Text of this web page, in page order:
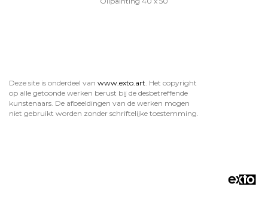
Deze site is onderdeel van www.exto.art. Het copyright
op alle getoonde werken berust bij de desbetreffende
kunstenaars. De afbeeldingen van de werken mogen
niet gebruikt worden zonder schriftelijke toestemming.